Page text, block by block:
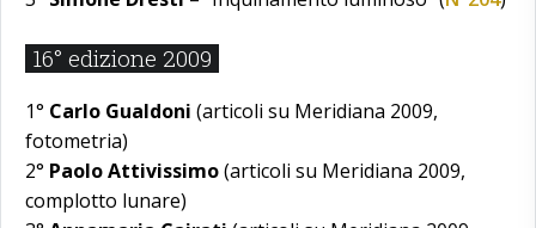
16° edizione 2009
1° Carlo Gualdoni (articoli su Meridiana 2009,
fotometria)
2° Paolo Attivissimo(articoli su Meridiana 2009,
complotto lunare)